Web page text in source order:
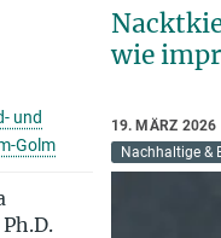
wie
19. MÄRZ 2026
Nachhaltige &
und
Golm